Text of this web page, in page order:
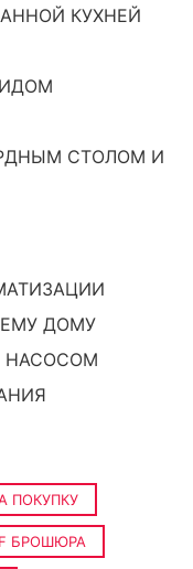
КУХНЕЙ
СТОЛОМ И
ДОМУ
НАСОСОМ
ПОКУПКУ
БРОШЮРА